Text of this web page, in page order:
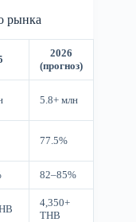
рынка
2026
(прогноз)
5.8+ млн
77.5%
82–85%
4,350+
THB